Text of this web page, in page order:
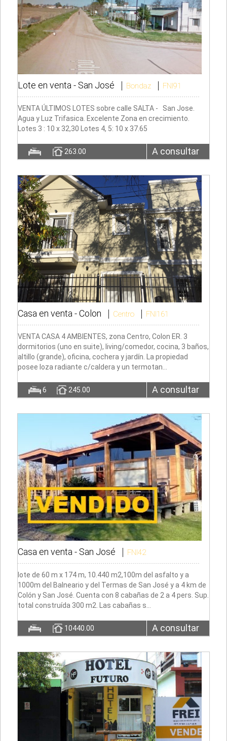
Lote en venta - San José Bondaz FNI91
VENTA ÚLTIMOS LOTES sobre calle SALTA - San Jose.
Agua y Luz Trifasica. Excelente Zona en crecimiento.
Lotes 3 : 10 x 32,30 Lotes 4, 5: 10 x 37.65
263.00 A consultar
Casa en venta -Colon Centro FNI161
VENTA CASA 4 AMBIENTES, zona Centro, Colon ER. 3
dormitorios (uno en suite), living/comedor, cocina, 3 baños,
altillo (grande), oficina, cochera y jardín. La propiedad
posee loza radiante c/caldera y un termotan…
6 245.00 A consultar
Casa en venta - San José FNI42
lote de 60 m x 174 m, 10.440 m2,100m del asfalto y a
1000m del Balneario y del Termas de San José y a 4 km de
Colón y San José. Cuenta con 8 cabañas de 2 a 4 pers. Sup.
total construída 300 m2. Las cabañas s…
10440.00 A consultar